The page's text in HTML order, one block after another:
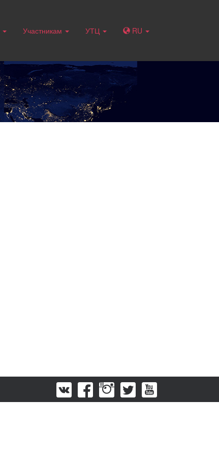
Участникам УТЦ RU